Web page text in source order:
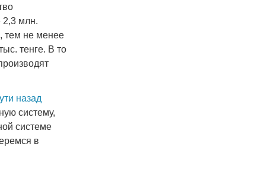
2,3 млн.
тем не менее
тенге. В то
назад
систему,
системе
в